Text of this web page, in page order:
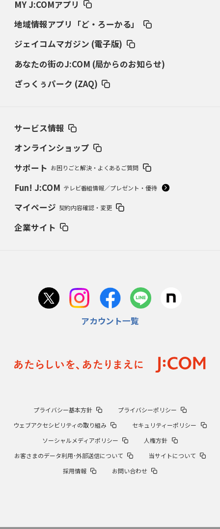
MY J:COMアプリ
地域情報アプリ「ど・ろーかる」
ジェイコムマガジン (電子版)
あなたの街のJ:COM (局からのお知らせ)
ざっくぅパーク (ZAQ)
サービス情報
オンラインショップ
サポート お困りごと解決・よくあるご質問
Fun! J:COM テレビ番組情報／プレゼント・優待
マイページ 契約内容確認・変更
企業サイト
アカウント一覧
プライバシー基本方針
プライバシーポリシー
ウェブアクセシビリティの取り組み
セキュリティーポリシー
ソーシャルメディアポリシー
人権方針
お客さまのデータ利用･外部送信について
当サイトについて
採用情報
お問い合わせ